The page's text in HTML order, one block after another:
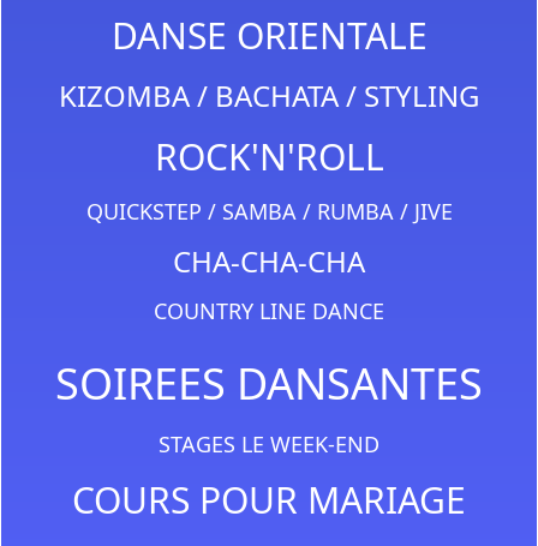
DANSE ORIENTALE
KIZOMBA / BACHATA / STYLING
ROCK'N'ROLL
QUICKSTEP / SAMBA / RUMBA / JIVE
CHA-CHA-CHA
COUNTRY LINE DANCE
SOIREES DANSANTES
STAGES LE WEEK-END
COURS POUR MARIAGE